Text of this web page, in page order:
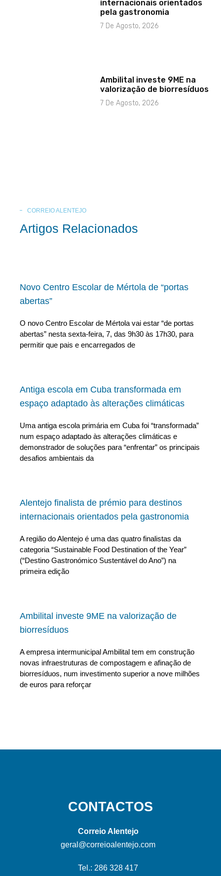
internacionais orientados
pela gastronomia
7 De Agosto, 2026
Ambilital investe 9ME na
valorização de biorresíduos
7 De Agosto, 2026
CORREIO ALENTEJO
Artigos Relacionados
Novo Centro Escolar de Mértola de “portas
abertas”
O novo Centro Escolar de Mértola vai estar “de portas
abertas” nesta sexta-feira, 7, das 9h30 às 17h30, para
permitir que pais e encarregados de
Antiga escola em Cuba transformada em
espaço adaptado às alterações climáticas
Uma antiga escola primária em Cuba foi “transformada”
num espaço adaptado às alterações climáticas e
demonstrador de soluções para “enfrentar” os principais
desafios ambientais da
Alentejo finalista de prémio para destinos
internacionais orientados pela gastronomia
A região do Alentejo é uma das quatro finalistas da
categoria “Sustainable Food Destination of the Year”
(“Destino Gastronómico Sustentável do Ano”) na
primeira edição
Ambilital investe 9ME na valorização de
biorresíduos
A empresa intermunicipal Ambilital tem em construção
novas infraestruturas de compostagem e afinação de
biorresíduos, num investimento superior a nove milhões
de euros para reforçar
CONTACTOS
Correio Alentejo
geral@correioalentejo.com
Tel.: 286 328 417